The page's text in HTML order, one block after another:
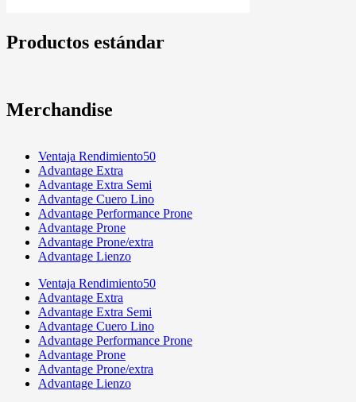
Productos estándar
Merchandise
Ventaja Rendimiento50
Advantage Extra
Advantage Extra Semi
Advantage Cuero Lino
Advantage Performance Prone
Advantage Prone
Advantage Prone/extra
Advantage Lienzo
Ventaja Rendimiento50
Advantage Extra
Advantage Extra Semi
Advantage Cuero Lino
Advantage Performance Prone
Advantage Prone
Advantage Prone/extra
Advantage Lienzo